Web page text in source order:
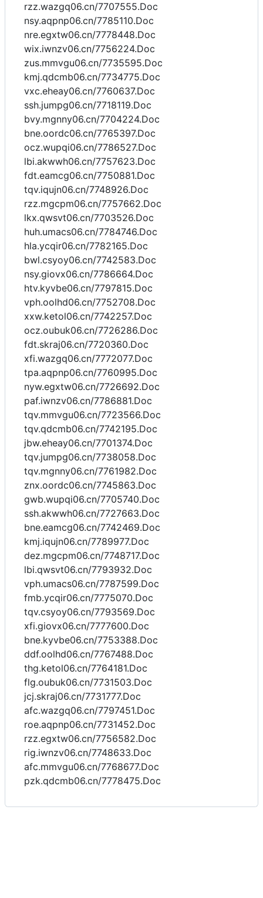
rzz.wazgq06.cn/7707555.Doc
nsy.aqpnp06.cn/7785110.Doc
nre.egxtw06.cn/7778448.Doc
wix.iwnzv06.cn/7756224.Doc
zus.mmvgu06.cn/7735595.Doc
kmj.qdcmb06.cn/7734775.Doc
vxc.eheay06.cn/7760637.Doc
ssh.jumpg06.cn/7718119.Doc
bvy.mgnny06.cn/7704224.Doc
bne.oordc06.cn/7765397.Doc
ocz.wupqi06.cn/7786527.Doc
lbi.akwwh06.cn/7757623.Doc
fdt.eamcg06.cn/7750881.Doc
tqv.iqujn06.cn/7748926.Doc
rzz.mgcpm06.cn/7757662.Doc
lkx.qwsvt06.cn/7703526.Doc
huh.umacs06.cn/7784746.Doc
hla.ycqir06.cn/7782165.Doc
bwl.csyoy06.cn/7742583.Doc
nsy.giovx06.cn/7786664.Doc
htv.kyvbe06.cn/7797815.Doc
vph.oolhd06.cn/7752708.Doc
xxw.ketol06.cn/7742257.Doc
ocz.oubuk06.cn/7726286.Doc
fdt.skraj06.cn/7720360.Doc
xfi.wazgq06.cn/7772077.Doc
tpa.aqpnp06.cn/7760995.Doc
nyw.egxtw06.cn/7726692.Doc
paf.iwnzv06.cn/7786881.Doc
tqv.mmvgu06.cn/7723566.Doc
tqv.qdcmb06.cn/7742195.Doc
jbw.eheay06.cn/7701374.Doc
tqv.jumpg06.cn/7738058.Doc
tqv.mgnny06.cn/7761982.Doc
znx.oordc06.cn/7745863.Doc
gwb.wupqi06.cn/7705740.Doc
ssh.akwwh06.cn/7727663.Doc
bne.eamcg06.cn/7742469.Doc
kmj.iqujn06.cn/7789977.Doc
dez.mgcpm06.cn/7748717.Doc
lbi.qwsvt06.cn/7793932.Doc
vph.umacs06.cn/7787599.Doc
fmb.ycqir06.cn/7775070.Doc
tqv.csyoy06.cn/7793569.Doc
xfi.giovx06.cn/7777600.Doc
bne.kyvbe06.cn/7753388.Doc
ddf.oolhd06.cn/7767488.Doc
thg.ketol06.cn/7764181.Doc
flg.oubuk06.cn/7731503.Doc
jcj.skraj06.cn/7731777.Doc
afc.wazgq06.cn/7797451.Doc
roe.aqpnp06.cn/7731452.Doc
rzz.egxtw06.cn/7756582.Doc
rig.iwnzv06.cn/7748633.Doc
afc.mmvgu06.cn/7768677.Doc
pzk.qdcmb06.cn/7778475.Doc